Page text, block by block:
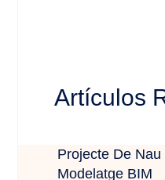
Artículos
Projecte De
Modelatge BIM